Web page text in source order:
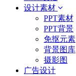
设计素材
PPT素材
PPT背景
免抠元素
背景图库
摄影图
广告设计